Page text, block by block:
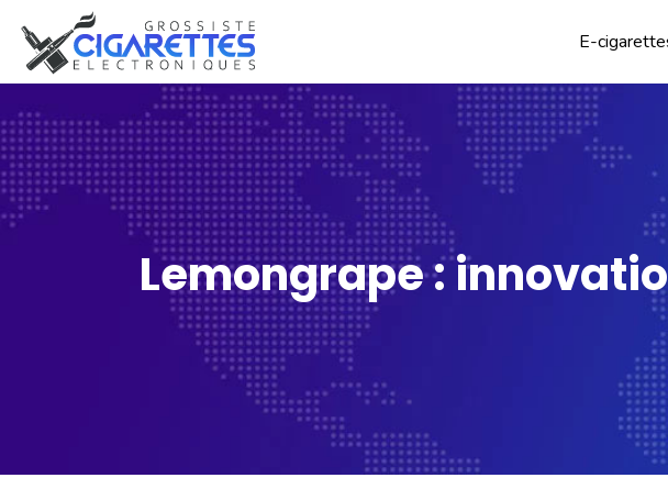
E-
Lemongrape :